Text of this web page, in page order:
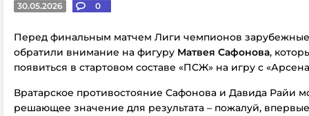
30.05.2026 0
Перед финальным матчем Лиги чемпионов
обратили внимание на фигуру Матвея Сафонова,
появиться в стартовом составе «ПСЖ» на игру с
Вратарское противостояние Сафонова и Давида Райи
решающее значение для результата – пожалуй, впервые